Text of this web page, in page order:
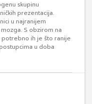
skupinu
prezentacija.
u najranijem
S obzirom na
ih je što ranije
u doba